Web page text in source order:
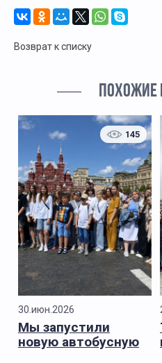
Возврат к списку
ПОХОЖИЕ
145
30.июн.2026
Мы запустили
новую автобусную